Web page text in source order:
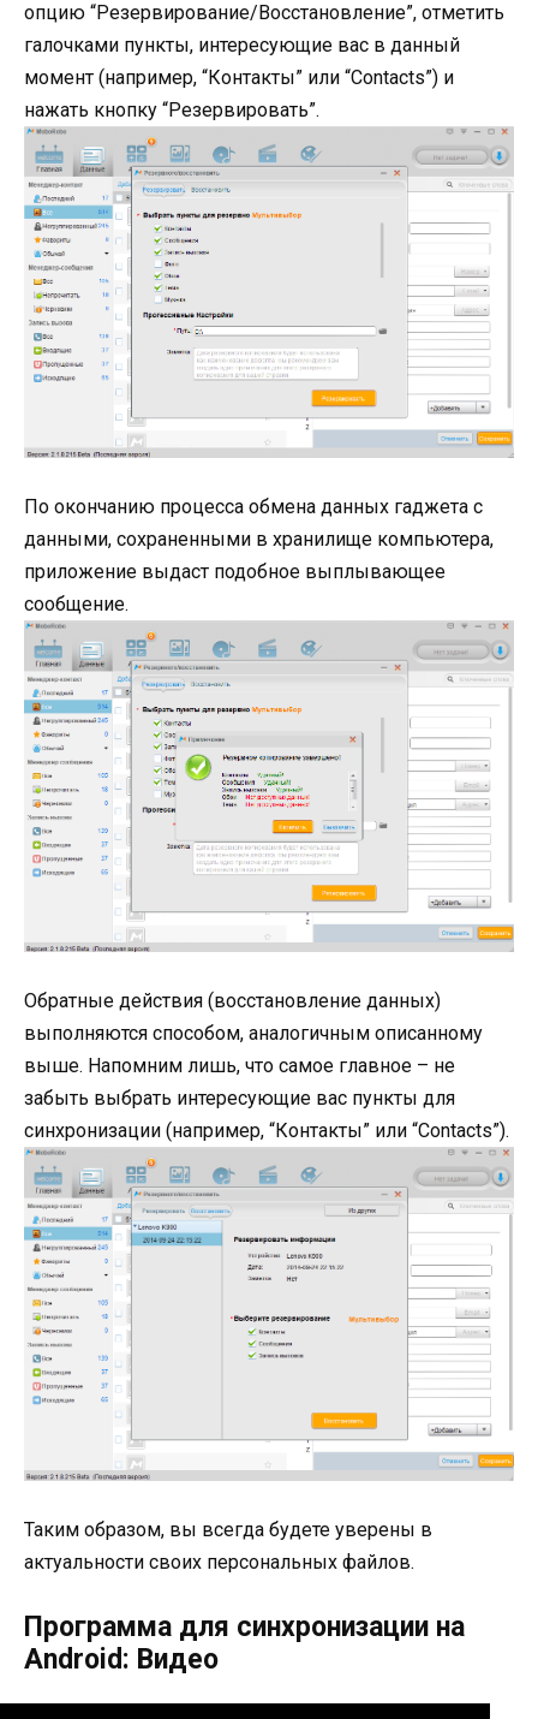
опцию “Резервирование/Восстановление”, отметить
галочками пункты, интересующие вас в данный
момент (например, “Контакты” или “Contacts”) и
нажать кнопку “Резервировать”.
По окончанию процесса обмена данных гаджета с
данными, сохраненными в хранилище компьютера,
приложение выдаст подобное выплывающее
сообщение.
Обратные действия (восстановление данных)
выполняются способом, аналогичным описанному
выше. Напомним лишь, что самое главное – не
забыть выбрать интересующие вас пункты для
синхронизации (например, “Контакты” или “Contacts”).
Таким образом, вы всегда будете уверены в
актуальности своих персональных файлов.
Программа для синхронизации на
Android: Видео